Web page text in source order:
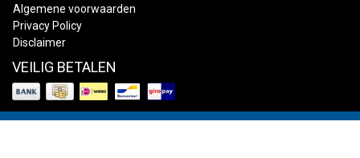
Algemene voorwaarden
Privacy Policy
Disclaimer
VEILIG BETALEN